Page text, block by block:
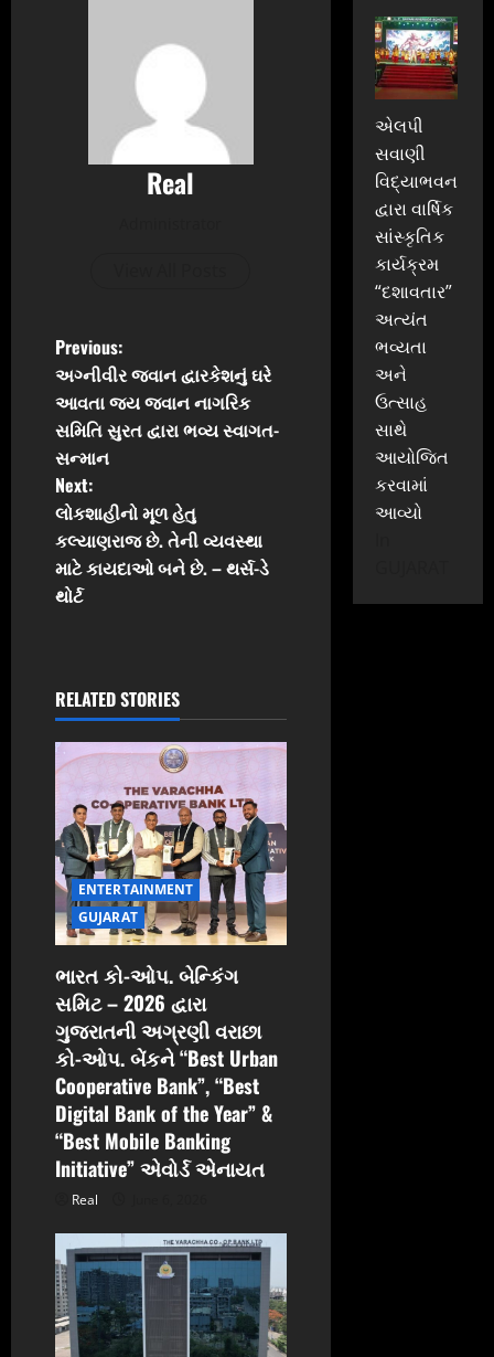
Real
P
o
s
t
n
a
i
g
a
t
i
o
n
Previous:
અગ્નીવીર જવાન દ્વારકેશનું ઘરે
આવતા જય જવાન નાગરિક
સમિતિ સુરત દ્વારા ભવ્ય સ્વાગત-
સન્માન
Next:
લોકશાહીનો મૂળ હેતુ
કલ્યાણરાજ છે. તેની વ્યવસ્થા
માટે કાયદાઓ બને છે. – થર્સ-ડે
થોર્ટ
RELATED STORIES
ENTERTAINMENT
GUJARAT
ભારત કો-ઓપ. બેન્કિંગ
સમિટ – 2026 દ્વારા
ગુજરાતની અગ્રણી વરાછા
કો-ઓપ. બેંકને “Best Urban
Cooperative Bank”, “Best
Digital Bank of the Year” &
“Best Mobile Banking
Initiative” એવોર્ડ એનાયત
Real
એલપી
સવાણી
વિદ્યાભવન
દ્વારા વાર્ષિક
સાંસ્કૃતિક
કાર્યક્રમ
“દશાવતાર”
અત્યંત
ભવ્યતા
અને
ઉત્સાહ
સાથે
આયોજિત
કરવામાં
આવ્યો